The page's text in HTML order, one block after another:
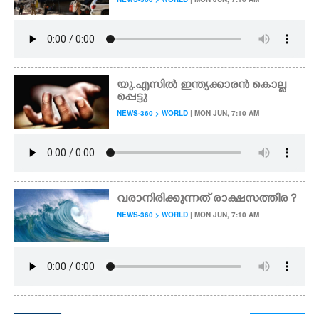
യു.എസിൽ ഇന്ത്യക്കാരൻ കൊല്ല
പ്പെട്ടു
NEWS-360 > WORLD | MON JUN, 7:10 AM
വരാനിരിക്കുന്നത് രാക്ഷസത്തിര ?
NEWS-360 > WORLD | MON JUN, 7:10 AM